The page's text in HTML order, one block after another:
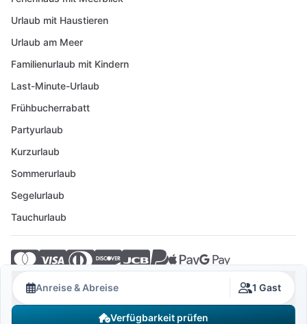
Anreise & Abreise 1 Gast
Verfügbarkeit prüfen
Urlaub mit Haustieren
Urlaub am Meer
Familienurlaub mit Kindern
Last-Minute-Urlaub
Frühbucherrabatt
Partyurlaub
Kurzurlaub
Sommerurlaub
Segelurlaub
Tauchurlaub
© 2026 Crovillas GmbH